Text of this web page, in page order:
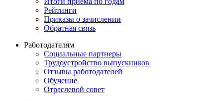
Рейтинги
Приказы о зачислении
Обратная связь
Работодателям
Социальные партнеры
Трудоустройство выпускников
Отзывы работодателей
Обучение
Отраслевой совет